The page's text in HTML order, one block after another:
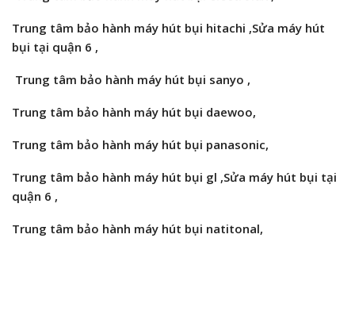
Trung tâm bảo hành máy hút bụi hitachi ,Sửa máy hút
bụi tại quận 6 ,
Trung tâm bảo hành máy hút bụi sanyo ,
Trung tâm bảo hành máy hút bụi daewoo,
Trung tâm bảo hành máy hút bụi panasonic,
Trung tâm bảo hành máy hút bụi gl ,Sửa máy hút bụi tại
quận 6 ,
Trung tâm bảo hành máy hút bụi natitonal,